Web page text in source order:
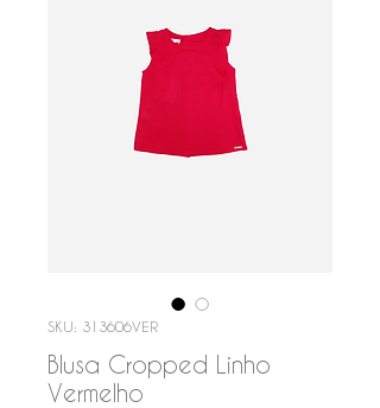
SKU: 313606VER
Blusa Cropped Linho
Vermelho